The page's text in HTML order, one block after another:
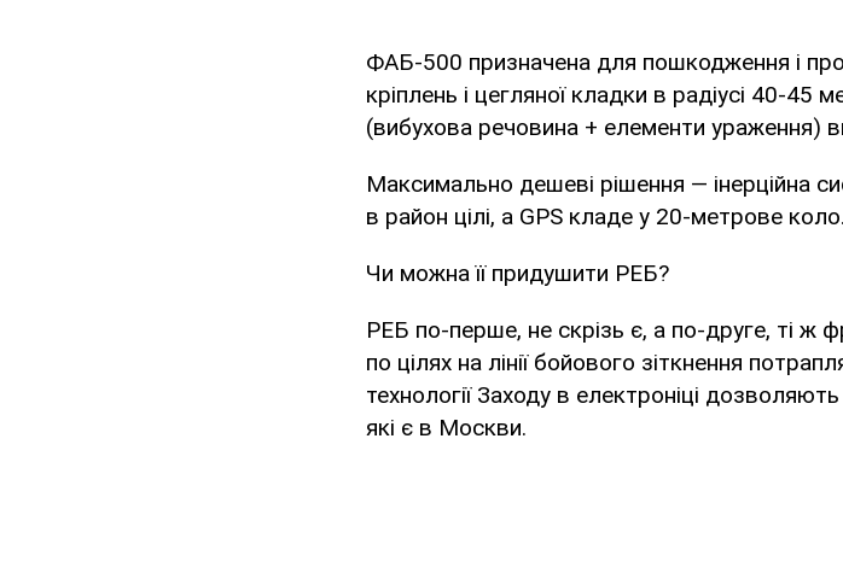
ФАБ-500 призначена для пошкодження і
кріплень і цегляної кладки в радіусі 40-45
(вибухова речовина + елементи ураження)
Максимально дешеві рішення — інерційна
в район цілі, а GPS кладе у 20-метрове коло.
Чи можна її придушити РЕБ?
РЕБ по-перше, не скрізь є, а по-друге, ті ж
по цілях на лінії бойового зіткнення
технології Заходу в електроніці
які є в Москви.